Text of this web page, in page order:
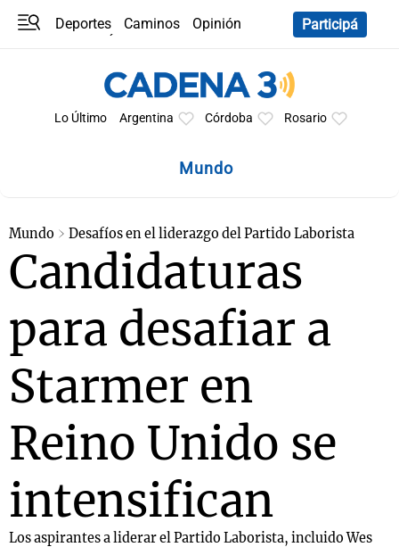
Deportes Caminos
Opinión
Participá
Lo Último Argentina Córdoba Rosario
Mundo
Mundo Desafíos en el liderazgo del Partido Laborista
Candidaturas
para desafiar a
Starmer en
Reino Unido se
intensifican
Los aspirantes a liderar el Partido Laborista, incluido Wes